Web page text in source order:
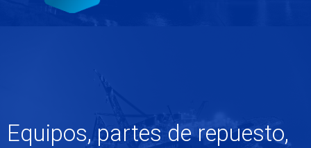
Equipos, partes de repuesto,